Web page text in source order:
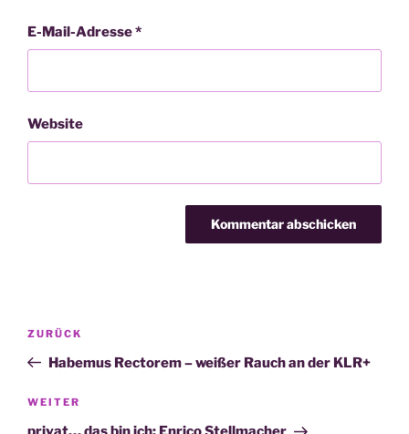
E-Mail-Adresse*
Website
Beitragsnavigation
Vorheriger
Beitrag
ZURÜCK
Habemus Rectorem – weißer Rauch an der KLR+
Nächster
Beitrag
WEITER